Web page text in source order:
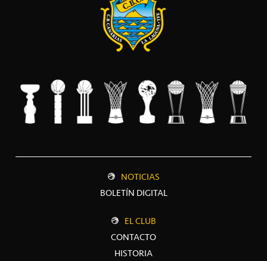
NOTICIAS
BOLETÍN DIGITAL
EL CLUB
CONTACTO
HISTORIA